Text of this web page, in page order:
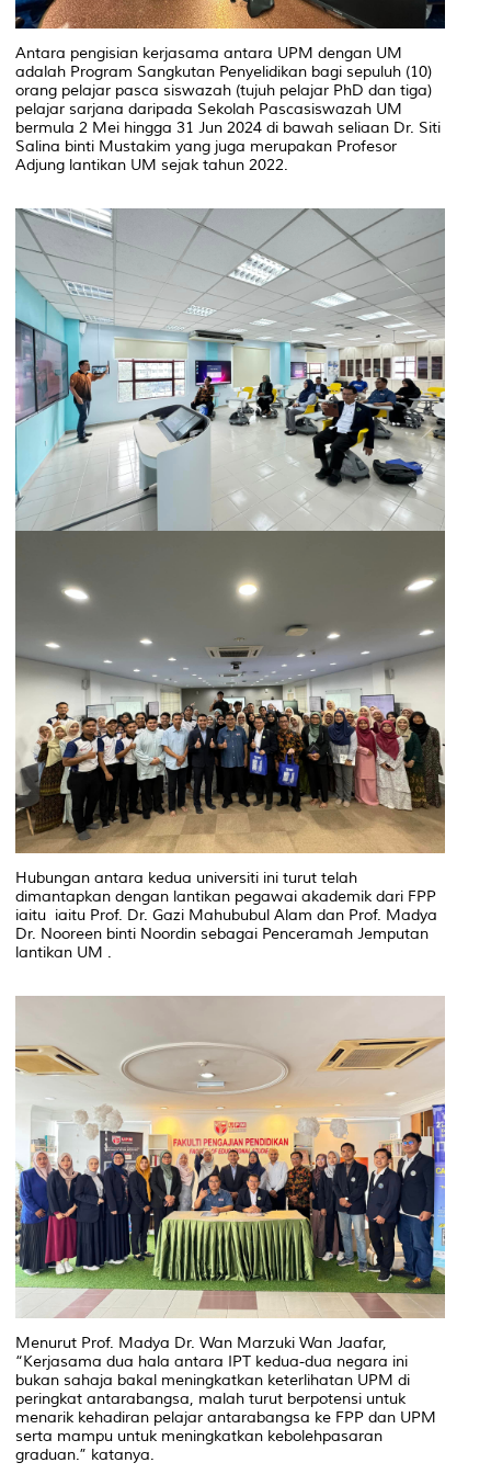
Antara pengisian kerjasama antara UPM dengan UM
adalah Program Sangkutan Penyelidikan bagi sepuluh (10)
orang pelajar pasca siswazah (tujuh pelajar PhD dan tiga)
pelajar sarjana daripada Sekolah Pascasiswazah UM
bermula 2 Mei hingga 31 Jun 2024 di bawah seliaan Dr. Siti
Salina binti Mustakim yang juga merupakan Profesor
Adjung lantikan UM sejak tahun 2022.
Hubungan antara kedua universiti ini turut telah
dimantapkan dengan lantikan pegawai akademik dari FPP
iaitu iaitu Prof. Dr. Gazi Mahububul Alam dan Prof. Madya
Dr. Nooreen binti Noordin sebagai Penceramah Jemputan
lantikan UM .
Menurut Prof. Madya Dr. Wan Marzuki Wan Jaafar,
“Kerjasama dua hala antara IPT kedua-dua negara ini
bukan sahaja bakal meningkatkan keterlihatan UPM di
peringkat antarabangsa, malah turut berpotensi untuk
menarik kehadiran pelajar antarabangsa ke FPP dan UPM
serta mampu untuk meningkatkan kebolehpasaran
graduan.” katanya.